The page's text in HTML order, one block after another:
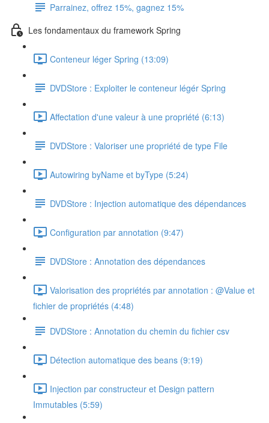
Parrainez, offrez 15%, gagnez 15%
Les fondamentaux du framework Spring
Conteneur léger Spring (13:09)
DVDStore : Exploiter le conteneur légér Spring
Affectation d'une valeur à une propriété (6:13)
DVDStore : Valoriser une propriété de type File
Autowiring byName et byType (5:24)
DVDStore : Injection automatique des dépendances
Configuration par annotation (9:47)
DVDStore : Annotation des dépendances
Valorisation des propriétés par annotation : @Value et
fichier de propriétés (4:48)
DVDStore : Annotation du chemin du fichier csv
Détection automatique des beans (9:19)
Injection par constructeur et Design pattern
Immutables (5:59)